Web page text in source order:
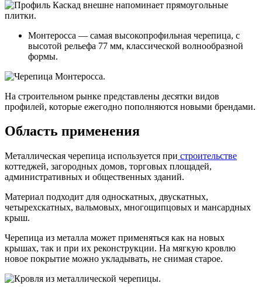
Монтеросса — самая высокопрофильная черепица, с
высотой рельефа 77 мм, классической волнообразной
формы.
На строительном рынке представлены десятки видов
профилей, которые ежегодно пополняются новыми брендами.
Область применения
Металлическая черепица используется при строительстве
коттеджей, загородных домов, торговых площадей,
административных и общественных зданий.
Материал подходит для односкатных, двускатных,
четырехскатных, вальмовых, многощипцовых и мансардных
крыш.
Черепица из металла может применяться как на новых
крышах, так и при их реконструкции. На мягкую кровлю
новое покрытие можно укладывать, не снимая старое.